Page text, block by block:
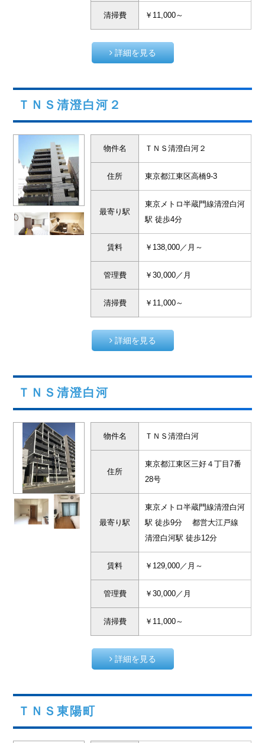
清掃費 ￥11,000～
詳細を見る
ＴＮＳ清澄白河２
物件名 ＴＮＳ清澄白河２
住所 東京都江東区高橋9-3
最寄り駅
東京メトロ半蔵門線清澄白河
駅 徒歩4分
賃料 ￥138,000／月～
管理費 ￥30,000／月
清掃費 ￥11,000～
詳細を見る
ＴＮＳ清澄白河
物件名 ＴＮＳ清澄白河
住所
東京都江東区三好４丁目7番
28号
最寄り駅
東京メトロ半蔵門線清澄白河
駅 徒歩9分 都営大江戸線
清澄白河駅 徒歩12分
賃料 ￥129,000／月～
管理費 ￥30,000／月
清掃費 ￥11,000～
詳細を見る
ＴＮＳ東陽町